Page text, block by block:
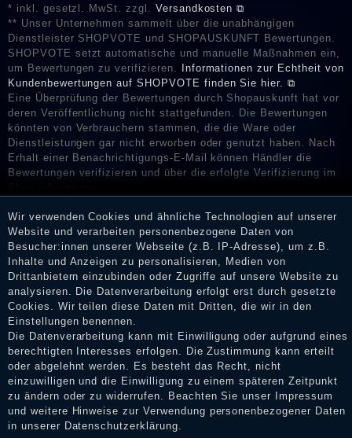
* inkl. gesetzl. MwSt. zzgl. Versandkosten ⧉
** Unser Unternehmen sammelt über die unabhängigen
Dienstleister SHOPVOTE und SHOPAUSKUNFT Bewertungen.
SHOPVOTE setzt automatische und manuelle Maßnahmen ein,
um Bewertungen zu verifizieren.
Informationen zur Echtheit von
Kundenbewertungen auf SHOPVOTE finden Sie hier. ⧉
Eine Überprüfung der Bewertungen durch Shopauskunft hat vor
deren Veröffentlichung nicht stattgefunden. Die Bewertungen
könnten von Verbrauchern stammen, die die Ware oder
Dienstleistungen gar nicht erworben oder genutzt haben. Nach
Erhalt einer Benachrichtigungs-E-Mail können Händler die
Bewertungen verifizieren und über die erfolgte Verifizierung im
Impressum
Daten­schutz­erklärung
AGB
Widerrufs­recht
Wir verwenden Cookies und ähnliche Technologien auf unserer
Website und verarbeiten personenbezogene Daten von
Besucher:innen unserer Webseite (z.B. IP-Adresse), um z.B.
Inhalte und Anzeigen zu personalisieren, Medien von
Drittanbietern einzubinden oder Zugriffe auf unsere Website zu
analysieren. Die Datenverarbeitung erfolgt erst durch gesetzte
Cookies. Wir teilen diese Daten mit Dritten, die wir in den
Einstellungen benennen.
Die Datenverarbeitung kann mit Einwilligung oder aufgrund eines
berechtigten Interesses erfolgen. Die Zustimmung kann erteilt
oder abgelehnt werden. Es besteht das Recht, nicht
einzuwilligen und die Einwilligung zu einem späteren Zeitpunkt
zu ändern oder zu widerrufen. Beachten Sie unser
Impressum
und weitere Hinweise zur Verwendung personenbezogener Daten
in unserer Daten­schutz­erklärung.